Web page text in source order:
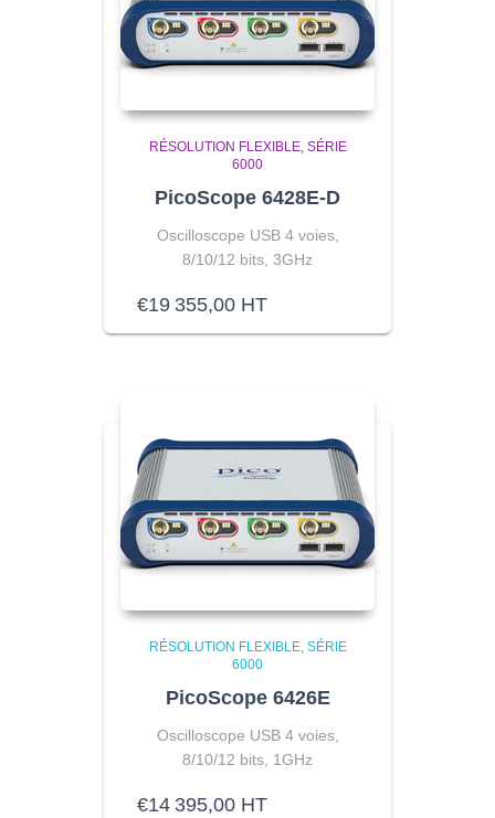
RÉSOLUTION FLEXIBLE SÉRIE
6000
PicoScope 6428E-D
Oscilloscope USB 4 voies,
8/10/12 bits, 3GHz
€19 355,00 HT
RÉSOLUTION FLEXIBLE SÉRIE
6000
PicoScope 6426E
Oscilloscope USB 4 voies,
8/10/12 bits, 1GHz
€14 395,00 HT